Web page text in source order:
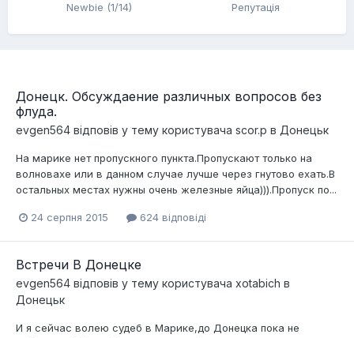
Newbie (1/14) Репутація
Донецк. Обсуждаение различных вопросов без
флуда.
evgen564 відповів у тему користувача scor.p в Донецьк
На марике нет пропускного пункта.Пропускают только на
волновахе или в данном случае лучше через гнутово ехать.В
остальных местах нужны очень железные яйца))).Пропуск по...
24 серпня 2015 624 відповіді
Встречи В Донецке
evgen564 відповів у тему користувача xotabich в
Донецьк
И я сейчас волею судеб в Марике,до Донецка пока не